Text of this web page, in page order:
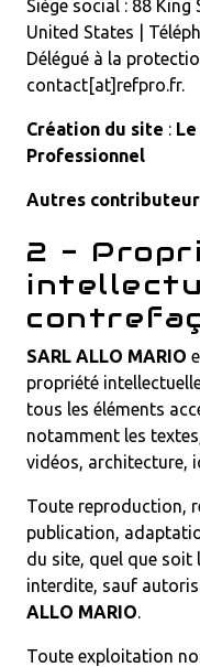
Siège social : 88 King
United States |
Délégué à la
contact[at]refpro.fr.
Création du site :
Professionnel
Autres
2 -
SARL ALLO MARIO
propriété
tous les éléments
notamment les
vidéos, architecture,
Toute reproduction,
publication,
du site, quel que soit
interdite, sauf
ALLO MARIO.
Toute exploitation